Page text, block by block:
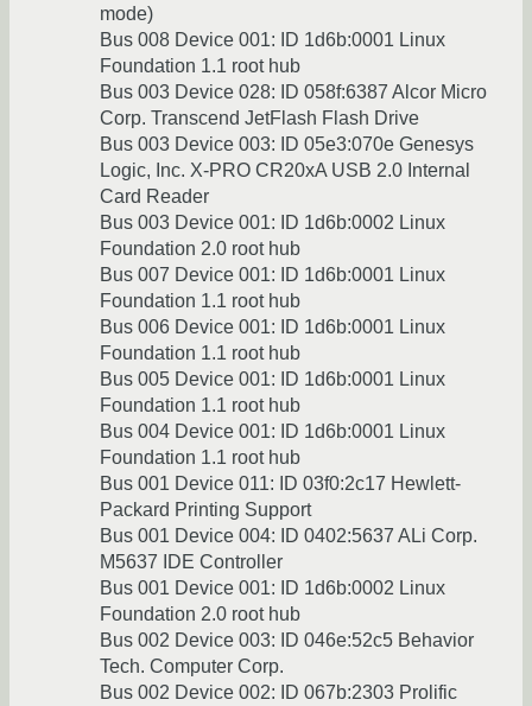
mode)
Bus 008 Device 001: ID 1d6b:0001 Linux
Foundation 1.1 root hub
Bus 003 Device 028: ID 058f:6387 Alcor Micro
Corp. Transcend JetFlash Flash Drive
Bus 003 Device 003: ID 05e3:070e Genesys
Logic, Inc. X-PRO CR20xA USB 2.0 Internal
Card Reader
Bus 003 Device 001: ID 1d6b:0002 Linux
Foundation 2.0 root hub
Bus 007 Device 001: ID 1d6b:0001 Linux
Foundation 1.1 root hub
Bus 006 Device 001: ID 1d6b:0001 Linux
Foundation 1.1 root hub
Bus 005 Device 001: ID 1d6b:0001 Linux
Foundation 1.1 root hub
Bus 004 Device 001: ID 1d6b:0001 Linux
Foundation 1.1 root hub
Bus 001 Device 011: ID 03f0:2c17 Hewlett-
Packard Printing Support
Bus 001 Device 004: ID 0402:5637 ALi Corp.
M5637 IDE Controller
Bus 001 Device 001: ID 1d6b:0002 Linux
Foundation 2.0 root hub
Bus 002 Device 003: ID 046e:52c5 Behavior
Tech. Computer Corp.
Bus 002 Device 002: ID 067b:2303 Prolific